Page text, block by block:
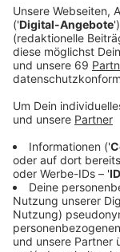
Viertelmillion
großen Zulauf
Wetter hat
Besucherzahlen
Nachmittag, mit
plötzliche
fern blieben.
abkühlte bzw.
besuchten
und die